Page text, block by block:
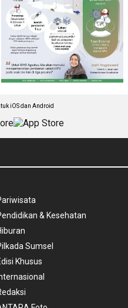
iOS dan Android
& Kesehatan
Sumsel
Khusus